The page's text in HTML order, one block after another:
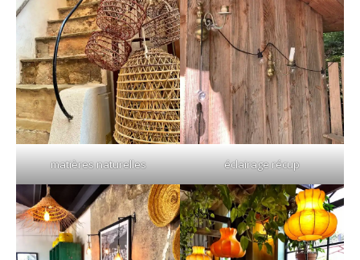
matières naturelles éclairage récup